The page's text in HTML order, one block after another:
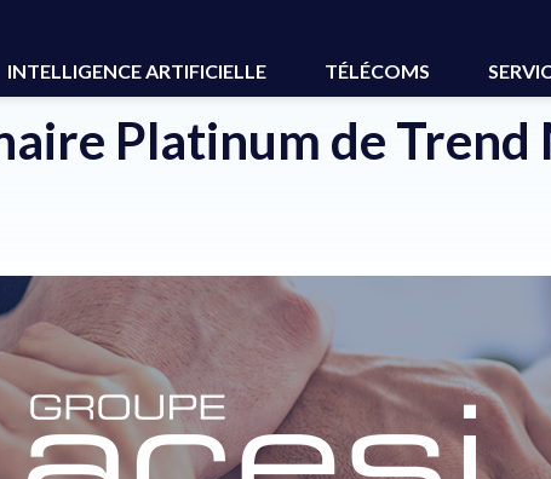
INTELLIGENCE ARTIFICIELLE TÉLÉCOMS
Platinum de Trend